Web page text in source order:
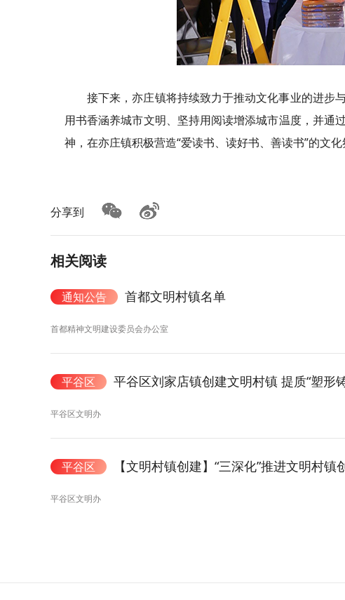
接下来，亦庄镇将持续致力于推动文化事业的进步
用书香涵养城市文明、坚持用阅读增添城市温度，并通
神，在亦庄镇积极营造“爱读书、读好书、善读书”的文化
分享到
相关阅读
通知公告 首都文明村镇名单
首都精神文明建设委员会办公室
平谷区 平谷区刘家店镇创建文明村镇 提质“塑形
平谷区文明办
平谷区 【文明村镇创建】“三深化”推进文明村镇
平谷区文明办